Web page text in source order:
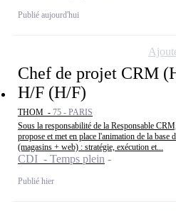
Publié aujourd'hui
Chef de projet CRM
H/F (H/F)
THOM - 75 - PARIS
Sous la responsabilité de la Responsable
propose et met en place l'animation de la base
(magasins + web) : stratégie, exécution et...
CDI - Temps plein
Publié hier